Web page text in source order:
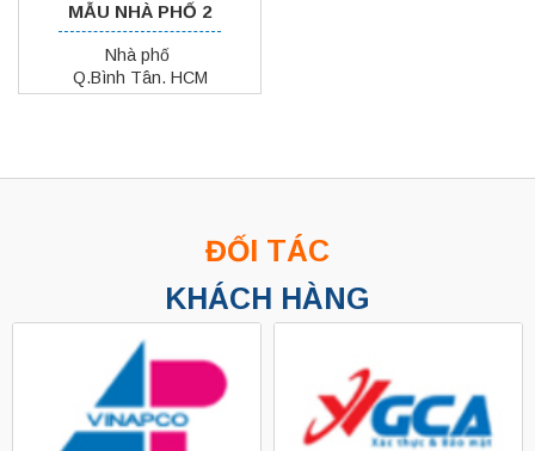
MẪU NHÀ PHỐ 2
Nhà phố
Q.Bình Tân. HCM
ĐỐI TÁC
KHÁCH HÀNG